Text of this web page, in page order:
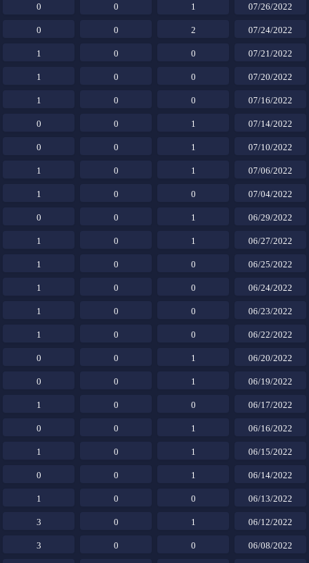
07/26/2022
1
0
0
07/24/2022
2
0
0
07/21/2022
0
0
1
07/20/2022
0
0
1
07/16/2022
0
0
1
07/14/2022
1
0
0
07/10/2022
1
0
0
07/06/2022
1
0
1
07/04/2022
0
0
1
06/29/2022
1
0
0
06/27/2022
1
0
1
06/25/2022
0
0
1
06/24/2022
0
0
1
06/23/2022
0
0
1
06/22/2022
0
0
1
06/20/2022
1
0
0
06/19/2022
1
0
0
06/17/2022
0
0
1
06/16/2022
1
0
0
06/15/2022
1
0
1
06/14/2022
1
0
0
06/13/2022
0
0
1
06/12/2022
1
0
3
06/08/2022
0
0
3